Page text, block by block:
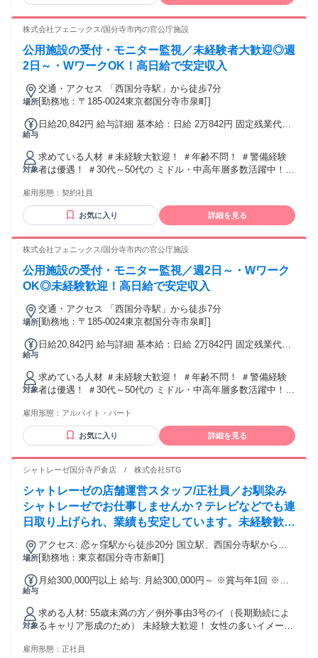
株式会社フェニックス/国分寺市内の官公庁施設
公用施設の受付・モニター監視／未経験者大歓迎◎週
2日～・WワークOK！高日給で安定収入
場所
交通・アクセス 「⻄国分寺駅」から徒歩7分
[勤務地：〒185-0024東京都国分寺市泉町]
給与
日給20,842円 給与詳細 基本給：日給 2万842円 固定残業代：
手当金額：なし 全員に一律で支払われるその他手当金額：あ
り 警備員指導教育責任者1号かつ 施設警備業検定2級保持者は
資格手当32,000円/月を支給
対象
求めている人材 ＃未経験大歓迎！ ＃年齢不問！ ＃警備経験
者は優遇！ ＃30代～50代の ミドル・中高年層多数活躍中！ #
応援！ 「過去の経験を活かして社会復帰したい」 そんな想い
も応援します! ＼こんな経験活かせます！／ 今回募集するお
仕事では、 【警備員】【交通誘導警備員】 【施設警備員】等
現在活躍中のスタッフも、 【飲食店】【製造業】【販売職】
界】 【個人事業主】など様々！
雇用形態： 契約社員
お気に入り 詳細を見る
株式会社フェニックス/国分寺市内の官公庁施設
公用施設の受付・モニター監視／週2日～・Wワーク
OK◎未経験歓迎！高日給で安定収入
場所
交通・アクセス 「⻄国分寺駅」から徒歩7分
[勤務地：〒185-0024東京都国分寺市泉町]
給与
日給20,842円 給与詳細 基本給：日給 2万842円 固定残業代：
手当金額：なし 全員に一律で支払われるその他手当金額：な
し 警備員指導教育責任者1号かつ 施設警備業検定2級保持者は
資格手当32,000円/月を支給
対象
求めている人材 ＃未経験大歓迎！ ＃年齢不問！ ＃警備経験
者は優遇！ ＃30代～50代の ミドル・中高年層多数活躍中！ #
応援！ 「過去の経験を活かして社会復帰したい」 そんな想い
も応援します! ＼こんな経験活かせます！／ 今回募集するお
仕事では、 【警備員】【交通誘導警備員】 【施設警備員】等
現在活躍中のスタッフも、 【飲食店】【製造業】【販売職】
界】 【個人事業主】など様々！
雇用形態： アルバイト・パート
お気に入り 詳細を見る
シャトレーゼ国分寺戸倉店 / 株式会社STG
シャトレーゼの店舗運営スタッフ/正社員／お馴染み
シャトレーゼでお仕事しませんか？テレビなどでも連
日取り上げられ、業績も安定しています。未経験歓
迎！評価制度も確立されており、長く安心して働くこ
とができます。
場所
アクセス: 恋ヶ窪駅から徒歩20分 国立駅、西国分寺駅から徒
歩30分 ※車通勤応相談 ＜自転車での通勤が便利です！＞ 恋
の駅からは20分ほどで通勤可能です 国分寺駅、立川駅、高松
市駅、小川駅など 国分寺市、国立市、立川市、小平市、東大
和市から 比較的通いやすい立地です。
[勤務地：東京都国分寺市新町]
給与
月給300,000円以上 給与: 月給300,000円～ ※賞与年1回 ※昇
対象
求める人材: 55歳未満の方／例外事由3号のイ（長期勤続によ
るキャリア形成のため） 未経験大歓迎！ 女性の多いイメージ
問 第二新卒歓迎 ブランクOK スイーツ好き歓迎 人と話すこと
雇用形態： 正社員